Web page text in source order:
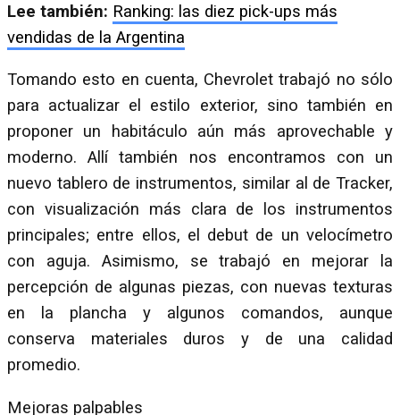
Lee también: Ranking: las diez pick-ups más
vendidas de la Argentina
Tomando esto en cuenta, Chevrolet trabajó no sólo
para actualizar el estilo exterior, sino también en
proponer un habitáculo aún más aprovechable y
moderno. Allí también nos encontramos con un
nuevo tablero de instrumentos, similar al de Tracker,
con visualización más clara de los instrumentos
principales; entre ellos, el debut de un velocímetro
con aguja. Asimismo, se trabajó en mejorar la
percepción de algunas piezas, con nuevas texturas
en la plancha y algunos comandos, aunque
conserva materiales duros y de una calidad
promedio.
Mejoras palpables